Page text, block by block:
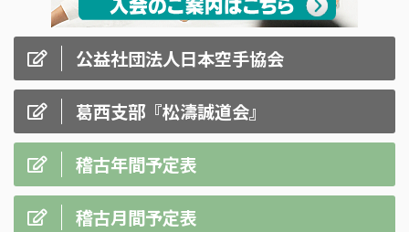
公益社団法人日本空手協会
葛西支部『松濤誠道会』
稽古年間予定表
稽古月間予定表